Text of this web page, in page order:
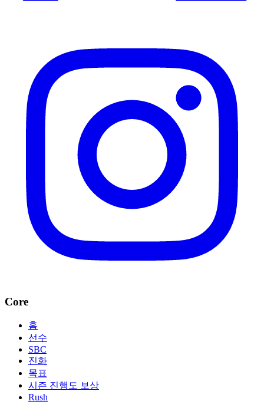
Core
홈
선수
SBC
진화
목표
시즌 진행도 보상
Rush